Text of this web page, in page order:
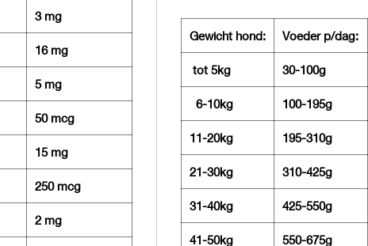
3 mg
16 mg
5 mg
50 mcg
15 mg
250 mcg
2 mg
Gewicht hond: Voeder p/dag:
tot 5kg 30-100g
6-10kg 100-195g
11-20kg 195-310g
21-30kg 310-425g
31-40kg 425-550g
41-50kg 550-675g